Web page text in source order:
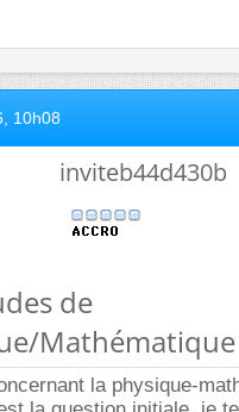
10h08
inviteb44d430b
de
Mathématique
la physique-